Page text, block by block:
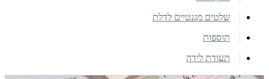
שלטים מגנטיים לדלת
תוספות
תעודת לידה